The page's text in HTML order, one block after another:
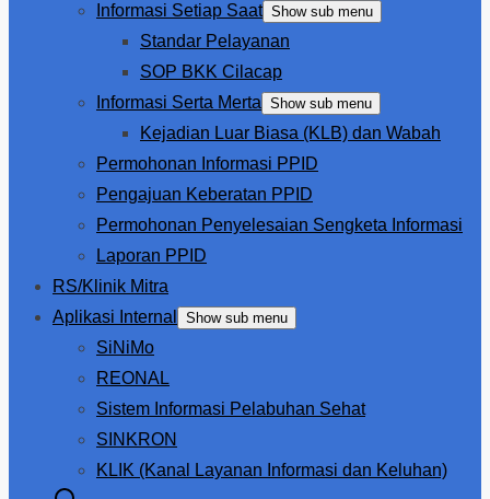
Informasi Setiap Saat Show sub menu
Standar Pelayanan
SOP BKK Cilacap
Informasi Serta Merta Show sub menu
Kejadian Luar Biasa (KLB) dan Wabah
Permohonan Informasi PPID
Pengajuan Keberatan PPID
Permohonan Penyelesaian Sengketa Informasi
Laporan PPID
RS/Klinik Mitra
Aplikasi Internal
Show sub menu
SiNiMo
REONAL
Sistem Informasi Pelabuhan Sehat
SINKRON
KLIK (Kanal Layanan Informasi dan Keluhan)